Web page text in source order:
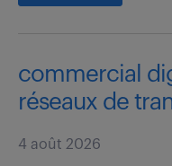
commercial
réseaux de
4 août 2026